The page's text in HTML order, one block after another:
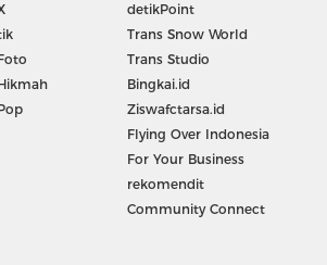
detikPoint
Trans Snow World
Trans Studio
Bingkai.id
Ziswafctarsa.id
Flying Over Indonesia
For Your Business
rekomendit
Community Connect